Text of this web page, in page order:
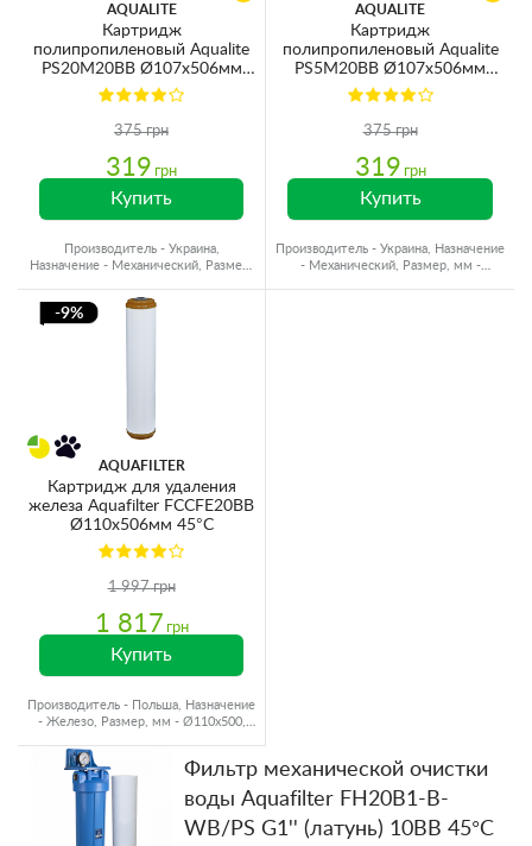
AQUALITE
Картридж
полипропиленовый Aqualite
PS20M20BB Ø107x506мм
20mcr 45°C (очистка от
механических примесей)
375 грн
319 грн
Купить
Производитель - Украина,
Назначение - Механический, Размер,
AQUALITE
Картридж
полипропиленовый Aqualite
PS5M20BB Ø107x506мм
5mcr 45°C (очистка от
механических примесей)
375 грн
319 грн
Купить
Производитель - Украина, Назначение
- Механический, Размер, мм -
-9%
AQUAFILTER
Картридж для удаления
железа Aquafilter FCCFE20BB
Ø110x506мм 45°C
1 997 грн
1 817 грн
Купить
Производитель - Польша, Назначение
- Железо, Размер, мм - Ø110x500,
Фильтр механической очистки
воды Aquafilter FH20B1-B-
WB/PS G1'' (латунь) 10BB 45°C